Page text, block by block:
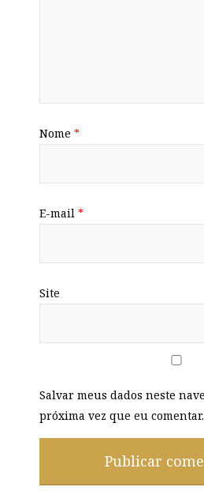
Nome *
E-mail *
Site
Salvar meus dados neste
próxima vez que eu comentar.